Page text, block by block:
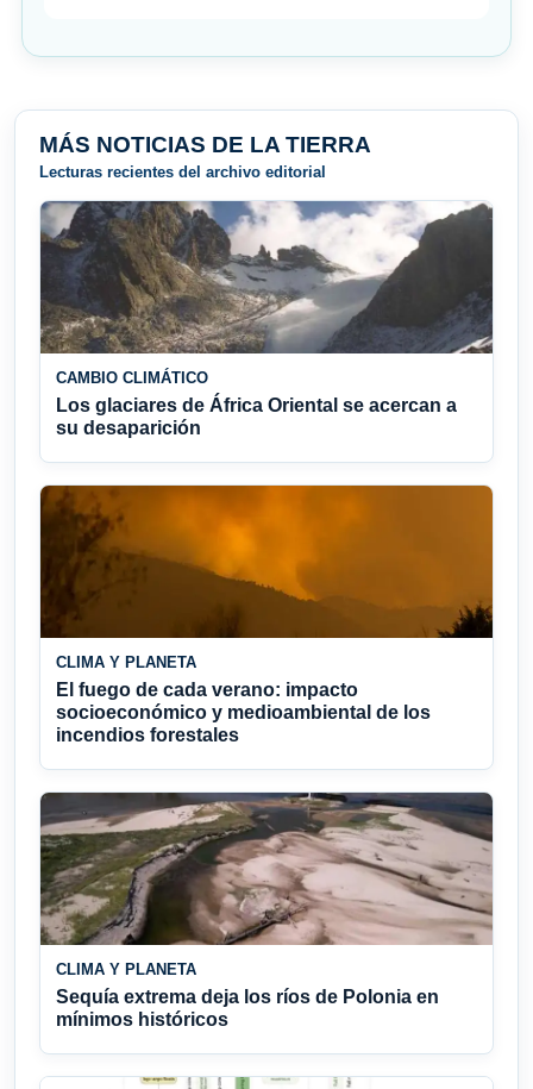
MÁS NOTICIAS DE LA TIERRA
Lecturas recientes del archivo editorial
CAMBIO CLIMÁTICO
Los glaciares de África Oriental se acercan a
su desaparición
CLIMA Y PLANETA
El fuego de cada verano: impacto
socioeconómico y medioambiental de los
incendios forestales
CLIMA Y PLANETA
Sequía extrema deja los ríos de Polonia en
mínimos históricos